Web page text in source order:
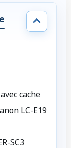
cache
LC-E19
SC3